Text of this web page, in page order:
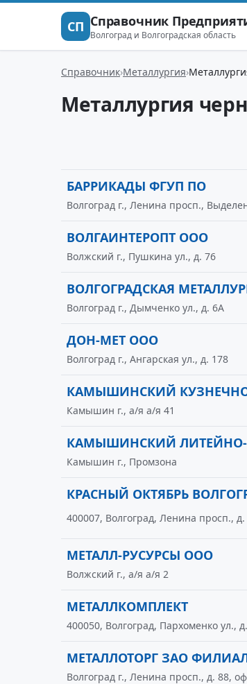
СП Справочник
Волгоград и Волгоградская область
Справочник Металлургия
Металлургия
БАРРИКАДЫ ФГУП ПО
Волгоград г., Ленина просп.,
ВОЛГАИНТЕРОПТ ООО
Волжский г., Пушкина ул., д. 76
ВОЛГОГРАДСКАЯ
Волгоград г., Дымченко ул., д. 6А
ДОН-МЕТ ООО
Волгоград г., Ангарская ул., д. 178
КАМЫШИНСКИЙ
Камышин г., а/я а/я 41
КАМЫШИНСКИЙ
Камышин г., Промзона
КРАСНЫЙ ОКТЯБРЬ
400007, Волгоград, Ленина просп.,
МЕТАЛЛ-РУСУРСЫ ООО
Волжский г., а/я а/я 2
МЕТАЛЛКОМПЛЕКТ
400050, Волгоград, Пархоменко ул.,
МЕТАЛЛОТОРГ ЗАО
Волгоград г., Ленина просп., д. 88,